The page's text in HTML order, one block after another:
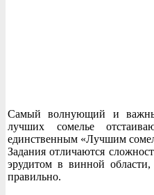
Самый волнующий и
лучших сомелье
единственным «Лучшим
Задания отличаются
эрудитом в винной
правильно.